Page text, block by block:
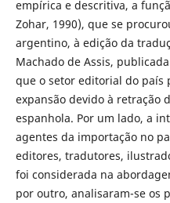
empírica e descritiva, a
Zohar, 1990), que se
argentino, à edição da
Machado de Assis,
que o setor editorial do país
expansão devido à retração
espanhola. Por um lado, a
agentes da importação no
editores, tradutores,
foi considerada na
por outro, analisaram-se os